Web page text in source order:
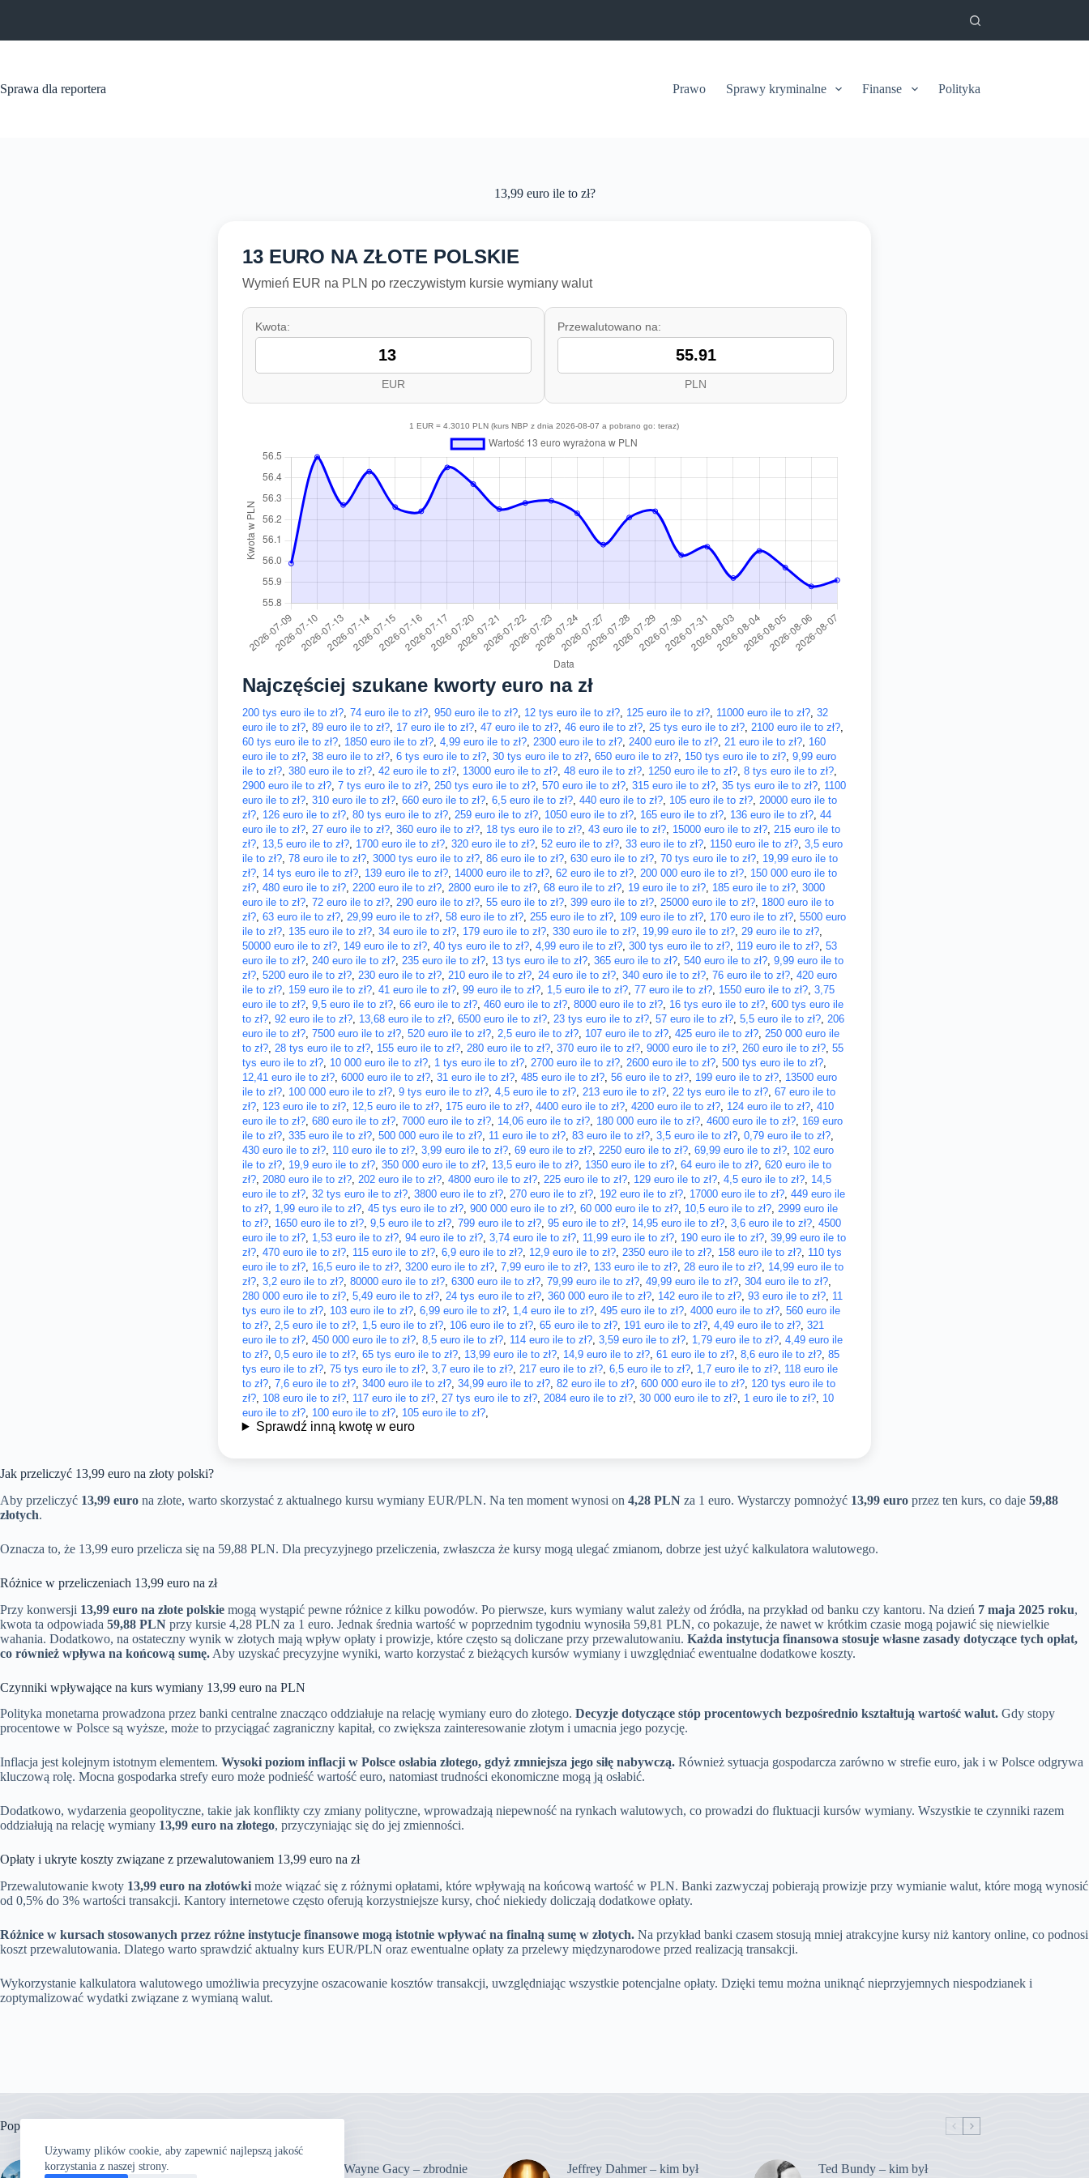
Używamy plików cookie, aby zapewnić najlepszą jakość
korzystania z naszej strony.
Sprawa dla reportera Prawo Sprawy kryminalne Finanse Polityka
13,99 euro ile to zł?
13 EURO NA ZŁOTE POLSKIE
Wymień EUR na PLN po rzeczywistym kursie wymiany walut
Kwota:
EUR
Przewalutowano na:
PLN
1 EUR = 4.3010 PLN (kurs NBP z dnia 2026-08-07 a pobrano go: teraz)
Najczęściej szukane kworty euro na zł
200 tys euro ile to zł?, 74 euro ile to zł?, 950 euro ile to zł?, 12 tys euro ile to zł?, 125 euro ile to zł?, 11000 euro ile to zł?, 32
euro ile to zł?, 89 euro ile to zł?, 17 euro ile to zł?, 47 euro ile to zł?, 46 euro ile to zł?, 25 tys euro ile to zł?, 2100 euro ile to zł?,
60 tys euro ile to zł?, 1850 euro ile to zł?, 4,99 euro ile to zł?, 2300 euro ile to zł?, 2400 euro ile to zł?, 21 euro ile to zł?, 160
euro ile to zł?, 38 euro ile to zł?, 6 tys euro ile to zł?, 30 tys euro ile to zł?, 650 euro ile to zł?, 150 tys euro ile to zł?, 9,99 euro
ile to zł?, 380 euro ile to zł?, 42 euro ile to zł?, 13000 euro ile to zł?, 48 euro ile to zł?, 1250 euro ile to zł?, 8 tys euro ile to zł?,
2900 euro ile to zł?, 7 tys euro ile to zł?, 250 tys euro ile to zł?, 570 euro ile to zł?, 315 euro ile to zł?, 35 tys euro ile to zł?, 1100
euro ile to zł?, 310 euro ile to zł?, 660 euro ile to zł?, 6,5 euro ile to zł?, 440 euro ile to zł?, 105 euro ile to zł?, 20000 euro ile to
zł?, 126 euro ile to zł?, 80 tys euro ile to zł?, 259 euro ile to zł?, 1050 euro ile to zł?, 165 euro ile to zł?, 136 euro ile to zł?, 44
euro ile to zł?, 27 euro ile to zł?, 360 euro ile to zł?, 18 tys euro ile to zł?, 43 euro ile to zł?, 15000 euro ile to zł?, 215 euro ile to
zł?, 13,5 euro ile to zł?, 1700 euro ile to zł?, 320 euro ile to zł?, 52 euro ile to zł?, 33 euro ile to zł?, 1150 euro ile to zł?, 3,5 euro
ile to zł?, 78 euro ile to zł?, 3000 tys euro ile to zł?, 86 euro ile to zł?, 630 euro ile to zł?, 70 tys euro ile to zł?, 19,99 euro ile to
zł?, 14 tys euro ile to zł?, 139 euro ile to zł?, 14000 euro ile to zł?, 62 euro ile to zł?, 200 000 euro ile to zł?, 150 000 euro ile to
zł?, 480 euro ile to zł?, 2200 euro ile to zł?, 2800 euro ile to zł?, 68 euro ile to zł?, 19 euro ile to zł?, 185 euro ile to zł?, 3000
euro ile to zł?, 72 euro ile to zł?, 290 euro ile to zł?, 55 euro ile to zł?, 399 euro ile to zł?, 25000 euro ile to zł?, 1800 euro ile to
zł?, 63 euro ile to zł?, 29,99 euro ile to zł?, 58 euro ile to zł?, 255 euro ile to zł?, 109 euro ile to zł?, 170 euro ile to zł?, 5500 euro
ile to zł?, 135 euro ile to zł?, 34 euro ile to zł?, 179 euro ile to zł?, 330 euro ile to zł?, 19,99 euro ile to zł?, 29 euro ile to zł?,
50000 euro ile to zł?, 149 euro ile to zł?, 40 tys euro ile to zł?, 4,99 euro ile to zł?, 300 tys euro ile to zł?, 119 euro ile to zł?, 53
euro ile to zł?, 240 euro ile to zł?, 235 euro ile to zł?, 13 tys euro ile to zł?, 365 euro ile to zł?, 540 euro ile to zł?, 9,99 euro ile to
zł?, 5200 euro ile to zł?, 230 euro ile to zł?, 210 euro ile to zł?, 24 euro ile to zł?, 340 euro ile to zł?, 76 euro ile to zł?, 420 euro
ile to zł?, 159 euro ile to zł?, 41 euro ile to zł?, 99 euro ile to zł?, 1,5 euro ile to zł?, 77 euro ile to zł?, 1550 euro ile to zł?, 3,75
euro ile to zł?, 9,5 euro ile to zł?, 66 euro ile to zł?, 460 euro ile to zł?, 8000 euro ile to zł?, 16 tys euro ile to zł?, 600 tys euro ile
to zł?, 92 euro ile to zł?, 13,68 euro ile to zł?, 6500 euro ile to zł?, 23 tys euro ile to zł?, 57 euro ile to zł?, 5,5 euro ile to zł?, 206
euro ile to zł?, 7500 euro ile to zł?, 520 euro ile to zł?, 2,5 euro ile to zł?, 107 euro ile to zł?, 425 euro ile to zł?, 250 000 euro ile
to zł?, 28 tys euro ile to zł?, 155 euro ile to zł?, 280 euro ile to zł?, 370 euro ile to zł?, 9000 euro ile to zł?, 260 euro ile to zł?, 55
tys euro ile to zł?, 10 000 euro ile to zł?, 1 tys euro ile to zł?, 2700 euro ile to zł?, 2600 euro ile to zł?, 500 tys euro ile to zł?,
12,41 euro ile to zł?, 6000 euro ile to zł?, 31 euro ile to zł?, 485 euro ile to zł?, 56 euro ile to zł?, 199 euro ile to zł?, 13500 euro
ile to zł?, 100 000 euro ile to zł?, 9 tys euro ile to zł?, 4,5 euro ile to zł?, 213 euro ile to zł?, 22 tys euro ile to zł?, 67 euro ile to
zł?, 123 euro ile to zł?, 12,5 euro ile to zł?, 175 euro ile to zł?, 4400 euro ile to zł?, 4200 euro ile to zł?, 124 euro ile to zł?, 410
euro ile to zł?, 680 euro ile to zł?, 7000 euro ile to zł?, 14,06 euro ile to zł?, 180 000 euro ile to zł?, 4600 euro ile to zł?, 169 euro
ile to zł?, 335 euro ile to zł?, 500 000 euro ile to zł?, 11 euro ile to zł?, 83 euro ile to zł?, 3,5 euro ile to zł?, 0,79 euro ile to zł?,
430 euro ile to zł?, 110 euro ile to zł?, 3,99 euro ile to zł?, 69 euro ile to zł?, 2250 euro ile to zł?, 69,99 euro ile to zł?, 102 euro
ile to zł?, 19,9 euro ile to zł?, 350 000 euro ile to zł?, 13,5 euro ile to zł?, 1350 euro ile to zł?, 64 euro ile to zł?, 620 euro ile to
zł?, 2080 euro ile to zł?, 202 euro ile to zł?, 4800 euro ile to zł?, 225 euro ile to zł?, 129 euro ile to zł?, 4,5 euro ile to zł?, 14,5
euro ile to zł?, 32 tys euro ile to zł?, 3800 euro ile to zł?, 270 euro ile to zł?, 192 euro ile to zł?, 17000 euro ile to zł?, 449 euro ile
to zł?, 1,99 euro ile to zł?, 45 tys euro ile to zł?, 900 000 euro ile to zł?, 60 000 euro ile to zł?, 10,5 euro ile to zł?, 2999 euro ile
to zł?, 1650 euro ile to zł?, 9,5 euro ile to zł?, 799 euro ile to zł?, 95 euro ile to zł?, 14,95 euro ile to zł?, 3,6 euro ile to zł?, 4500
euro ile to zł?, 1,53 euro ile to zł?, 94 euro ile to zł?, 3,74 euro ile to zł?, 11,99 euro ile to zł?, 190 euro ile to zł?, 39,99 euro ile to
zł?, 470 euro ile to zł?, 115 euro ile to zł?, 6,9 euro ile to zł?, 12,9 euro ile to zł?, 2350 euro ile to zł?, 158 euro ile to zł?, 110 tys
euro ile to zł?, 16,5 euro ile to zł?, 3200 euro ile to zł?, 7,99 euro ile to zł?, 133 euro ile to zł?, 28 euro ile to zł?, 14,99 euro ile to
zł?, 3,2 euro ile to zł?, 80000 euro ile to zł?, 6300 euro ile to zł?, 79,99 euro ile to zł?, 49,99 euro ile to zł?, 304 euro ile to zł?,
280 000 euro ile to zł?, 5,49 euro ile to zł?, 24 tys euro ile to zł?, 360 000 euro ile to zł?, 142 euro ile to zł?, 93 euro ile to zł?, 11
tys euro ile to zł?, 103 euro ile to zł?, 6,99 euro ile to zł?, 1,4 euro ile to zł?, 495 euro ile to zł?, 4000 euro ile to zł?, 560 euro ile
to zł?, 2,5 euro ile to zł?, 1,5 euro ile to zł?, 106 euro ile to zł?, 65 euro ile to zł?, 191 euro ile to zł?, 4,49 euro ile to zł?, 321
euro ile to zł?, 450 000 euro ile to zł?, 8,5 euro ile to zł?, 114 euro ile to zł?, 3,59 euro ile to zł?, 1,79 euro ile to zł?, 4,49 euro ile
to zł?, 0,5 euro ile to zł?, 65 tys euro ile to zł?, 13,99 euro ile to zł?, 14,9 euro ile to zł?, 61 euro ile to zł?, 8,6 euro ile to zł?, 85
tys euro ile to zł?, 75 tys euro ile to zł?, 3,7 euro ile to zł?, 217 euro ile to zł?, 6,5 euro ile to zł?, 1,7 euro ile to zł?, 118 euro ile
to zł?, 7,6 euro ile to zł?, 3400 euro ile to zł?, 34,99 euro ile to zł?, 82 euro ile to zł?, 600 000 euro ile to zł?, 120 tys euro ile to
zł?, 108 euro ile to zł?, 117 euro ile to zł?, 27 tys euro ile to zł?, 2084 euro ile to zł?, 30 000 euro ile to zł?, 1 euro ile to zł?, 10
euro ile to zł?, 100 euro ile to zł?, 105 euro ile to zł?,
Sprawdź inną kwotę w euro
Jak przeliczyć 13,99 euro na złoty polski?
Aby przeliczyć 13,99 euro na złote, warto skorzystać z aktualnego kursu wymiany EUR/PLN. Na ten moment wynosi on 4,28 PLN za 1 euro. Wystarczy pomnożyć 13,99 euro przez ten kurs, co daje 59,88
złotych.
Oznacza to, że 13,99 euro przelicza się na 59,88 PLN. Dla precyzyjnego przeliczenia, zwłaszcza że kursy mogą ulegać zmianom, dobrze jest użyć kalkulatora walutowego.
Różnice w przeliczeniach 13,99 euro na zł
Przy konwersji 13,99 euro na złote polskie mogą wystąpić pewne różnice z kilku powodów. Po pierwsze, kurs wymiany walut zależy od źródła, na przykład od banku czy kantoru. Na dzień 7 maja 2025 roku,
kwota ta odpowiada 59,88 PLN przy kursie 4,28 PLN za 1 euro. Jednak średnia wartość w poprzednim tygodniu wynosiła 59,81 PLN, co pokazuje, że nawet w krótkim czasie mogą pojawić się niewielkie
wahania. Dodatkowo, na ostateczny wynik w złotych mają wpływ opłaty i prowizje, które często są doliczane przy przewalutowaniu. Każda instytucja finansowa stosuje własne zasady dotyczące tych opłat,
co również wpływa na końcową sumę. Aby uzyskać precyzyjne wyniki, warto korzystać z bieżących kursów wymiany i uwzględniać ewentualne dodatkowe koszty.
Czynniki wpływające na kurs wymiany 13,99 euro na PLN
Polityka monetarna prowadzona przez banki centralne znacząco oddziałuje na relację wymiany euro do złotego. Decyzje dotyczące stóp procentowych bezpośrednio kształtują wartość walut. Gdy stopy
procentowe w Polsce są wyższe, może to przyciągać zagraniczny kapitał, co zwiększa zainteresowanie złotym i umacnia jego pozycję.
Inflacja jest kolejnym istotnym elementem. Wysoki poziom inflacji w Polsce osłabia złotego, gdyż zmniejsza jego siłę nabywczą. Również sytuacja gospodarcza zarówno w strefie euro, jak i w Polsce odgrywa
kluczową rolę. Mocna gospodarka strefy euro może podnieść wartość euro, natomiast trudności ekonomiczne mogą ją osłabić.
Dodatkowo, wydarzenia geopolityczne, takie jak konflikty czy zmiany polityczne, wprowadzają niepewność na rynkach walutowych, co prowadzi do fluktuacji kursów wymiany. Wszystkie te czynniki razem
oddziałują na relację wymiany 13,99 euro na złotego, przyczyniając się do jej zmienności.
Opłaty i ukryte koszty związane z przewalutowaniem 13,99 euro na zł
Przewalutowanie kwoty 13,99 euro na złotówki może wiązać się z różnymi opłatami, które wpływają na końcową wartość w PLN. Banki zazwyczaj pobierają prowizje przy wymianie walut, które mogą wynosić
od 0,5% do 3% wartości transakcji. Kantory internetowe często oferują korzystniejsze kursy, choć niekiedy doliczają dodatkowe opłaty.
Różnice w kursach stosowanych przez różne instytucje finansowe mogą istotnie wpływać na finalną sumę w złotych. Na przykład banki czasem stosują mniej atrakcyjne kursy niż kantory online, co podnosi
koszt przewalutowania. Dlatego warto sprawdzić aktualny kurs EUR/PLN oraz ewentualne opłaty za przelewy międzynarodowe przed realizacją transakcji.
Wykorzystanie kalkulatora walutowego umożliwia precyzyjne oszacowanie kosztów transakcji, uwzględniając wszystkie potencjalne opłaty. Dzięki temu można uniknąć nieprzyjemnych niespodzianek i
zoptymalizować wydatki związane z wymianą walut.
Popularne
John Wayne Gacy – zbrodnie
Jeffrey Dahmer – kim był
Ted Bundy – kim był